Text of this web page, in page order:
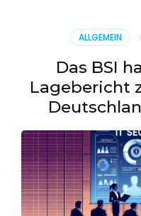
ALLGEMEIN
Das BSI
Lagebericht